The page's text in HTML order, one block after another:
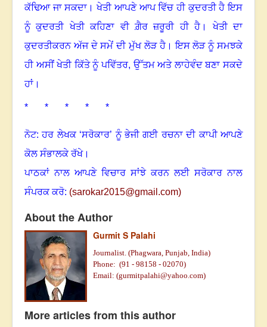
ਕੱਢਿਆ ਜਾ ਸਕਦਾ ।ਖੇਤੀ ਆਪਣੇ ਆਪ ਵਿੱਚ ਹੀ ਕੁਦਰਤੀ ਹੈ ਇਸ
ਨੂੰ ਕੁਦਰਤੀ ਖੇਤੀ ਕਹਿਣਾ ਵੀ ਗ਼ੈਰ ਜ਼ਰੂਰੀ ਹੀ ਹੈ ।ਖੇਤੀ ਦਾ
ਕੁਦਰਤੀਕਰਨ ਅੱਜ ਦੇ ਸਮੇਂ ਦੀ ਮੁੱਖ ਲੋੜ ਹੈ।ਇਸ ਲੋੜ ਨੂੰ ਸਮਝਕੇ
ਹੀ ਅਸੀਂ ਖੇਤੀ ਕਿੱਤੇ ਨੂੰ ਪਵਿੱਤਰ, ਉੱਤਮ ਅਤੇ ਲਾਹੇਵੰਦ ਬਣਾ ਸਕਦੇ
ਹਾਂ ।
* * * * *
ਨੋਟ: ਹਰ ਲੇਖਕ ‘ਸਰੋਕਾਰ’ ਨੂੰ ਭੇਜੀ ਗਈ ਰਚਨਾ ਦੀ ਕਾਪੀ ਆਪਣੇ
ਕੋਲ ਸੰਭਾਲਕੇ ਰੱਖੇ।
ਪਾਠਕਾਂ ਨਾਲ ਆਪਣੇ ਵਿਚਾਰ ਸਾਂਝੇ ਕਰਨ ਲਈ ਸਰੋਕਾਰ ਨਾਲ
ਸੰਪਰਕ ਕਰੋ: (sarokar2015@gmail.com)
About the Author
Gurmit S Palahi
Journalist. (Phagwara, Punjab, India)
Phone: (91 - 98158 - 02070)
Email: (gurmitpalahi@yahoo.com)
More articles from this author